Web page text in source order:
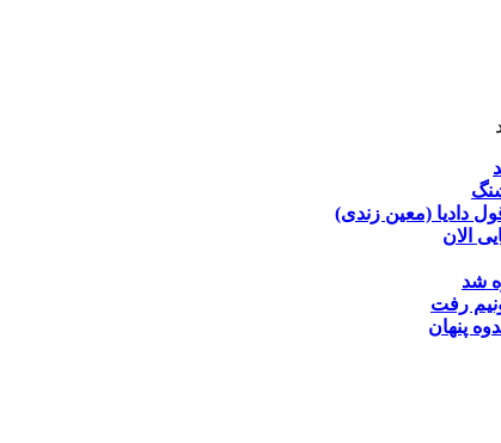
دادیا (معین زندی)
الان
شد
رفت
پنهان